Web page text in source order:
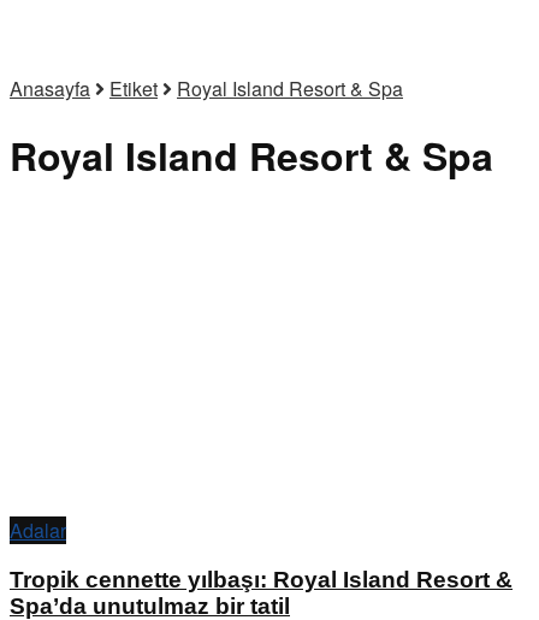
Anasayfa Etiket Royal Island Resort & Spa
Royal Island Resort & Spa
Adalar
Tropik cennette yılbaşı: Royal Island Resort &
Spa’da unutulmaz bir tatil